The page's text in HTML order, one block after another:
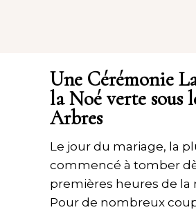
Une Cérémonie
la Noé verte sous
Arbres
Le jour du mariage, la
commencé à tomber
premières heures de la
Pour de nombreux